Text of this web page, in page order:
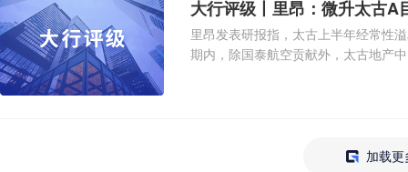
大行评级丨里昂：微升太古A
里昂发表研报指，太古上半年经常性
期内，除国泰航空贡献外，太古地产
加载更